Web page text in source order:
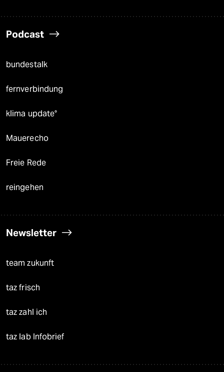
Podcast
bundestalk
fernverbindung
klima update°
Mauerecho
Freie Rede
reingehen
Newsletter
team zukunft
taz frisch
taz zahl ich
taz lab Infobrief